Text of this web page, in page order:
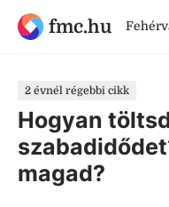
fmc.hu
2 évnél régebbi cikk
Hogyan
magad?